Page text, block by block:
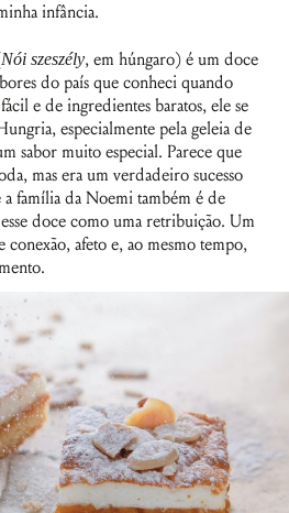
infância.
Nói szeszély, em húngaro) é um doce
do país que conheci quando
e de ingredientes baratos, ele se
especialmente pela geleia de
sabor muito especial. Parece que
mas era um verdadeiro sucesso
a família da Noemi também é de
doce como uma retribuição. Um
conexão, afeto e, ao mesmo tempo,